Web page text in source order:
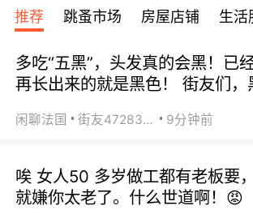
宾馆 108欧/天起
全程756欧/位
欧/天起 ~包拼房
推荐 跳蚤市场 房屋店铺 生活
多吃“五黑”，头发真的会黑！已
再长出来的就是黑色！ 街友们，
闲聊法国 街友472838572 9分钟前
唉 女人50 多岁做工都有老板要
就嫌你太老了。什么世道啊！😡